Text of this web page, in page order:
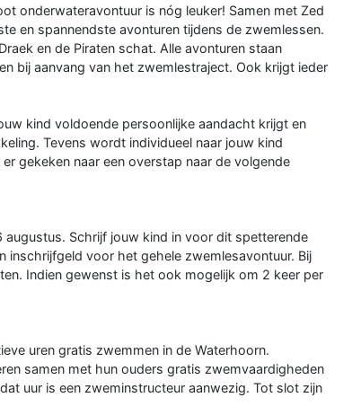
onderwateravontuur is nóg leuker! Samen met Zed
en spannendste avonturen tijdens de zwemlessen.
en de Piraten schat. Alle avonturen staan
bij aanvang van het zwemlestraject. Ook krijgt ieder
kind voldoende persoonlijke aandacht krijgt en
Tevens wordt individueel naar jouw kind
gekeken naar een overstap naar de volgende
Schrijf jouw kind in voor dit spetterende
inschrijfgeld voor het gehele zwemlesavontuur. Bij
Indien gewenst is het ook mogelijk om 2 keer per
uren gratis zwemmen in de Waterhoorn.
samen met hun ouders gratis zwemvaardigheden
uur is een zweminstructeur aanwezig. Tot slot zijn